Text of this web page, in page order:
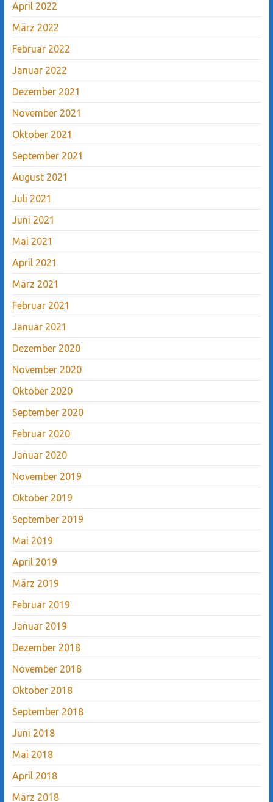
April 2022
März 2022
Februar 2022
Januar 2022
Dezember 2021
November 2021
Oktober 2021
September 2021
August 2021
Juli 2021
Juni 2021
Mai 2021
April 2021
März 2021
Februar 2021
Januar 2021
Dezember 2020
November 2020
Oktober 2020
September 2020
Februar 2020
Januar 2020
November 2019
Oktober 2019
September 2019
Mai 2019
April 2019
März 2019
Februar 2019
Januar 2019
Dezember 2018
November 2018
Oktober 2018
September 2018
Juni 2018
Mai 2018
April 2018
März 2018